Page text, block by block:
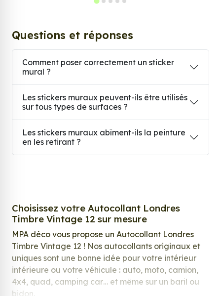
Questions et réponses
Comment poser correctement un sticker
mural ?
Les stickers muraux peuvent-ils être utilisés
sur tous types de surfaces ?
Les stickers muraux abîment-ils la peinture
en les retirant ?
Choisissez votre Autocollant Londres
Timbre Vintage 12 sur mesure
MPA déco vous propose un Autocollant Londres
Timbre Vintage 12 ! Nos autocollants originaux et
uniques sont une bonne idée pour votre intérieur
intérieure ou votre véhicule : auto, moto, camion,
4x4, quad, camping car… et même sur un baril ou
bidon.